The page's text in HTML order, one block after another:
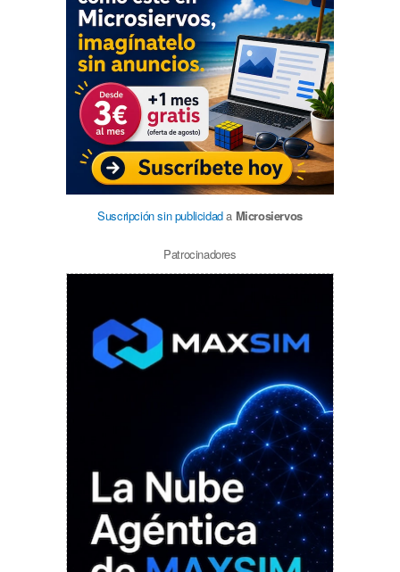
Suscripción sin publicidada Microsiervos
Patrocinadores